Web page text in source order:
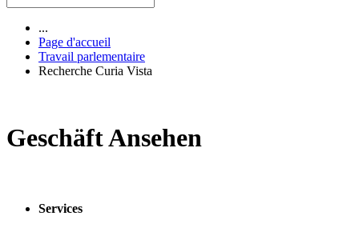
...
Page d'accueil
Travail parlementaire
Recherche Curia Vista
Geschäft Ansehen
Services